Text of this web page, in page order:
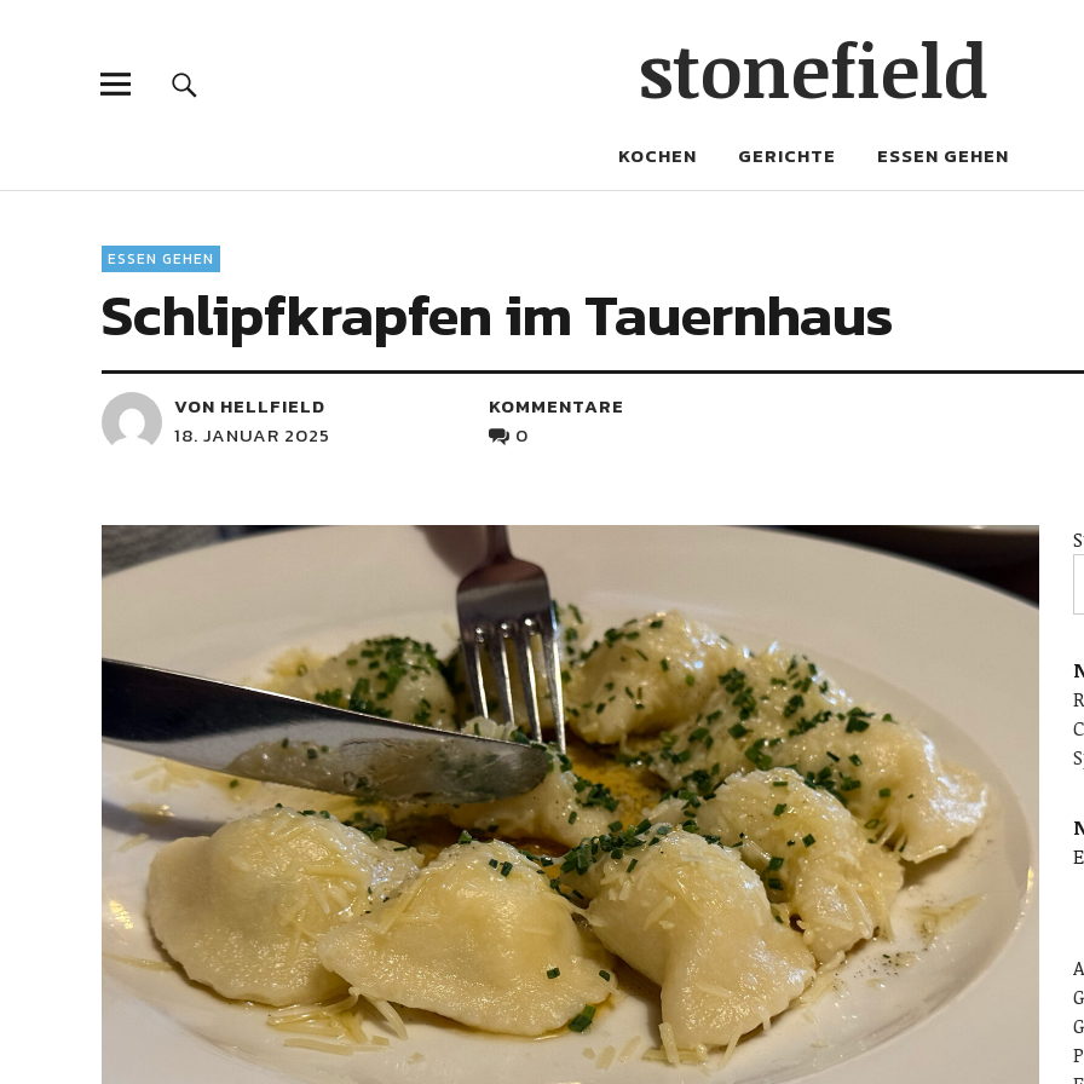
stonefield
KOCHEN GERICHTE ESSEN GEHEN
ESSEN GEHEN
Schlipfkrapfen im Tauernhaus
VON HELLFIELD
18. JANUAR 2025
KOMMENTARE
0